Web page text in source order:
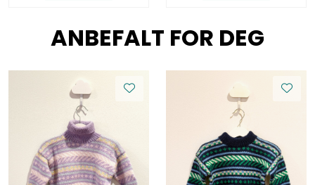
ANBEFALT FOR DEG